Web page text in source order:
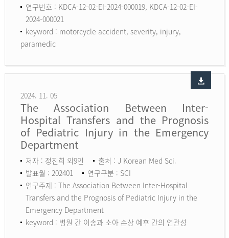
연구번호 : KDCA-12-02-EI-2024-000019, KDCA-12-02-EI-
2024-000021
keyword : motorcycle accident, severity, injury,
paramedic
2024. 11. 05
The Association Between Inter-
Hospital Transfers and the Prognosis
of Pediatric Injury in the Emergency
Department
저자 : 정진희 외9인
출처 : J Korean Med Sci.
발표월 : 202401
연구구분 : SCI
연구주제 : The Association Between Inter-Hospital
Transfers and the Prognosis of Pediatric Injury in the
Emergency Department
keyword : 병원 간 이송과 소아 손상 예후 간의 연관성